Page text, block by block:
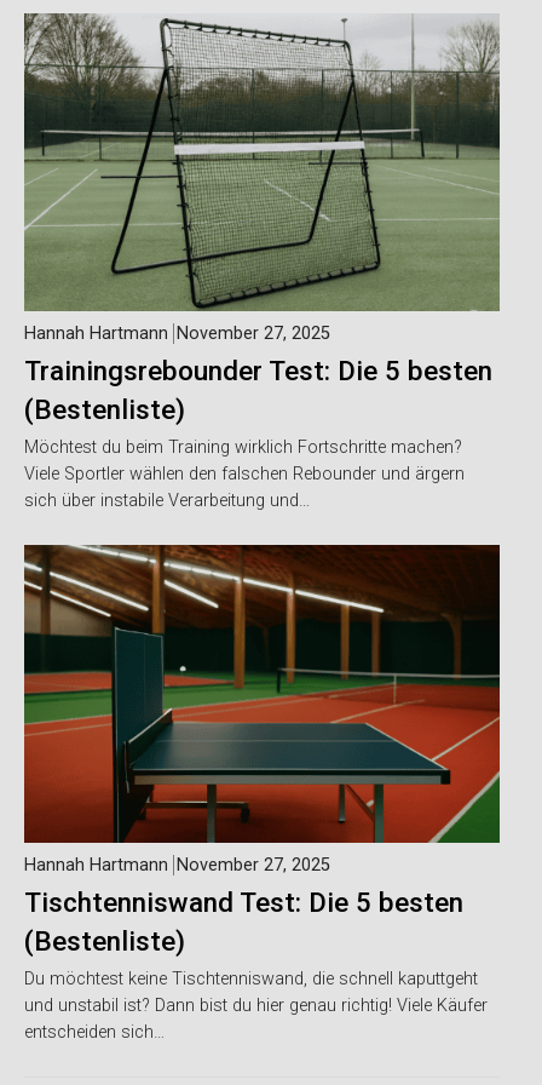
Trainingsrebounder Test: Die 5 besten
(Bestenliste)
Hannah Hartmann November 27, 2025
Möchtest du beim Training wirklich Fortschritte machen?
Viele Sportler wählen den falschen Rebounder und ärgern
sich über instabile Verarbeitung und…
Tischtenniswand Test: Die 5 besten
(Bestenliste)
Hannah Hartmann November 27, 2025
Du möchtest keine Tischtenniswand, die schnell kaputtgeht
und unstabil ist? Dann bist du hier genau richtig! Viele Käufer
entscheiden sich…